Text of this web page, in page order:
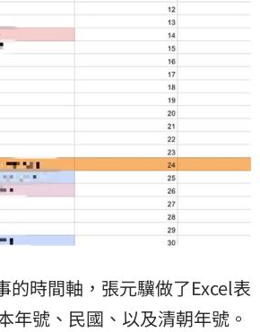
時間軸，張元驥做了Excel表
年號、民國、以及清朝年號。